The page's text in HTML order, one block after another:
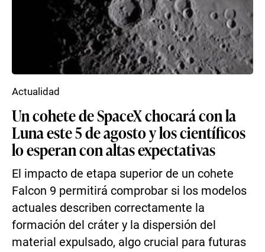
Un cohete de SpaceX chocará con la
Luna este 5 de agosto y los científicos
lo esperan con altas expectativas
El impacto de etapa superior de un cohete
Falcon 9 permitirá comprobar si los modelos
actuales describen correctamente la
formación del cráter y la dispersión del
material expulsado, algo crucial para futuras
Actualidad